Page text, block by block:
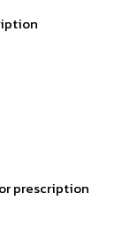
prescription